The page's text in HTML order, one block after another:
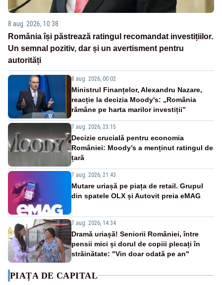
8 aug. 2026, 10:38
România își păstrează ratingul recomandat investițiilor.
Un semnal pozitiv, dar și un avertisment pentru
autorități
8 aug. 2026, 00:02
Ministrul Finanțelor, Alexandru Nazare,
reacție la decizia Moody's: „România
rămâne pe harta marilor investiții”
7 aug. 2026, 23:15
Decizie crucială pentru economia
României: Moody’s a menținut ratingul de
țară
7 aug. 2026, 21:43
Mutare uriașă pe piața de retail. Grupul
din spatele OLX și Autovit preia eMAG
7 aug. 2026, 14:34
Dramă uriașă! Seniorii României, între
pensii mici și dorul de copiii plecați în
străinătate: "Vin doar odată pe an"
PIAȚA DE CAPITAL